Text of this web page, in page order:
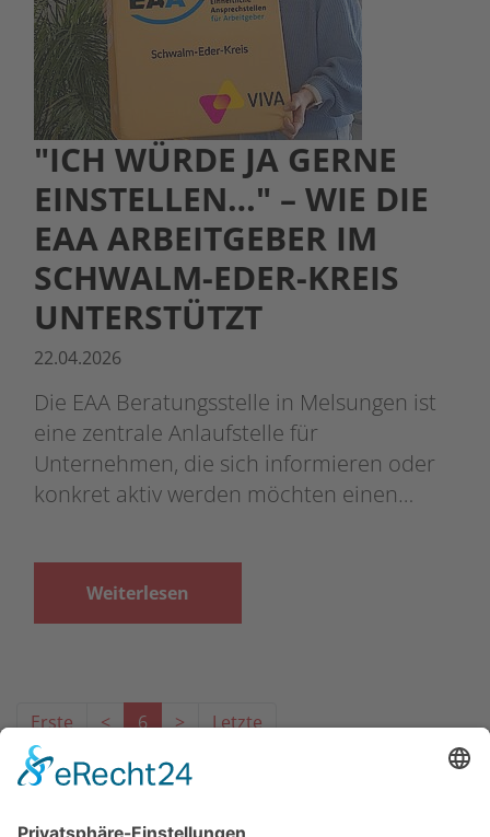
"ICH WÜRDE JA GERNE
EINSTELLEN…" – WIE DIE
EAA ARBEITGEBER IM
SCHWALM-EDER-KREIS
UNTERSTÜTZT
22.04.2026
Die EAA Beratungsstelle in Melsungen ist
eine zentrale Anlaufstelle für
Unternehmen, die sich informieren oder
konkret aktiv werden möchten einen…
Weiterlesen
Erste < 6 > Letzte